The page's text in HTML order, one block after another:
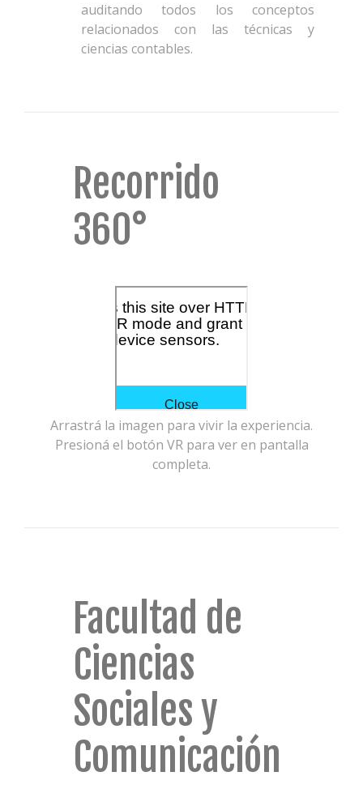
auditando todos los conceptos
relacionados con las técnicas y
ciencias contables.
Recorrido
360°
Arrastrá la imagen para vivir la experiencia.
Presioná el botón VR para ver en pantalla
completa.
Facultad de
Ciencias
Sociales y
Comunicación